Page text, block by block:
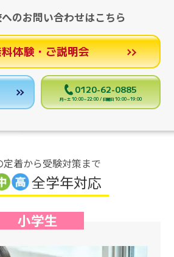
のお問い合わせはこちら
体験・ご説明会
0120-62-0885
月～土 10:00～22:00 / 日曜日 10:00～19:00
定着から受験対策まで
全学年対応
小学生